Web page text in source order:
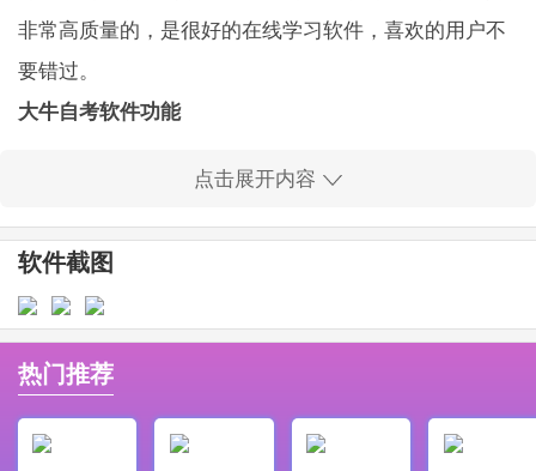
非常高质量的，是很好的在线学习软件，喜欢的用户不
要错过。
大牛自考软件功能
可靠，操作非常简单。
2.根据自己的需要，我将在互联网上学习各种课
程，并带有内置的知识点软件；
3.高级教师每天在线教学，以帮助学生轻松参加考
试；
4.平台将有相应的测试，让用户随时模拟测试，绝
对可靠的自学平台。
点击展开内容
软件截图
热门推荐